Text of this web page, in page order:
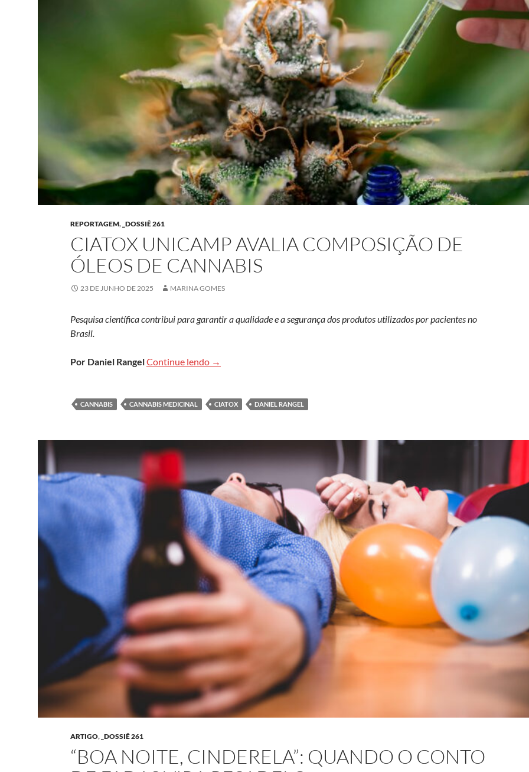
REPORTAGEM, _DOSSIÊ 261
CIATOX UNICAMP AVALIA COMPOSIÇÃO DE
ÓLEOS DE CANNABIS
23 DE JUNHO DE 2025 MARINA GOMES
Pesquisa científica contribui para garantir a qualidade e a segurança dos produtos utilizados por pacientes no
Brasil.
Por Daniel RangelContinue lendo Ciatox Unicamp avalia composição de óleos de Cannabis
→
CANNABIS CANNABIS MEDICINAL CIATOX DANIEL RANGEL
ARTIGO, _DOSSIÊ 261
“BOA NOITE, CINDERELA”: QUANDO O CONTO